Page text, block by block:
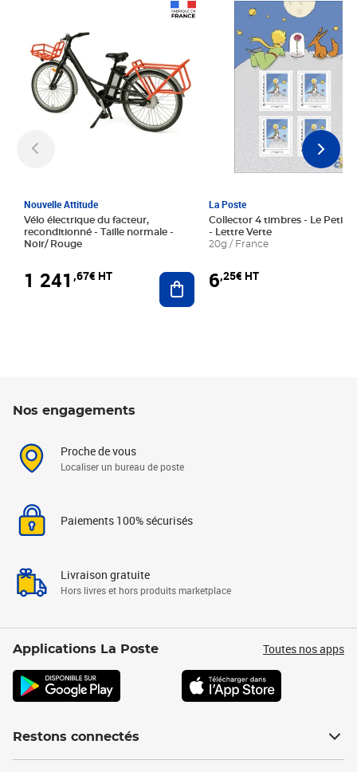
Nouvelle Attitude
Vélo électrique du facteur,
reconditionné - Taille normale -
Noir/ Rouge
1 241 ,67€ HT Ajouter au panier
La Poste
Collector 4 timbres - Le Petit
- Lettre Verte
20g / France
6,25€ HT
Prix 6,25€ HT
Nos engagements
Proche de vous
Localiser un bureau de poste
Paiements 100% sécurisés
Livraison gratuite
Hors livres et hors produits marketplace
Applications La Poste Toutes nos apps
Restons connectés